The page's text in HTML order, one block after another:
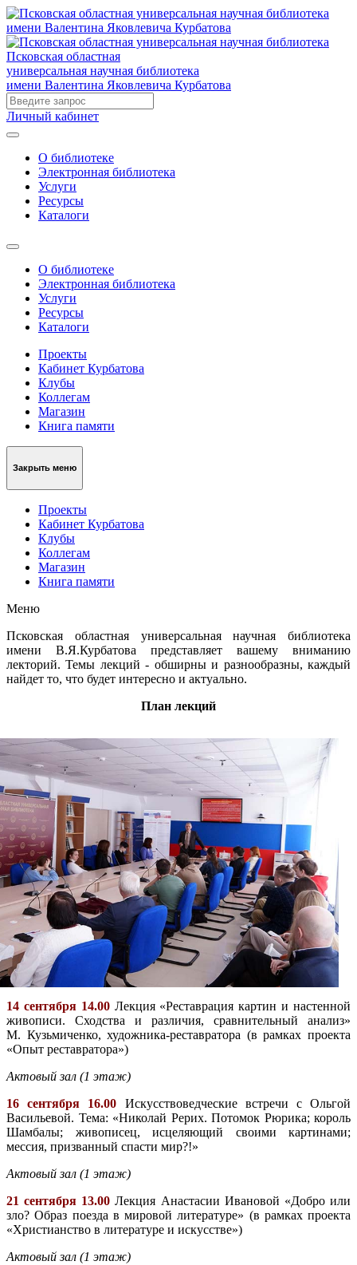
Псковская областная
универсальная научная библиотека
имени Валентина Яковлевича Курбатова
Личный кабинет
О библиотеке
Электронная библиотека
Услуги
Ресурсы
Каталоги
О библиотеке
Электронная библиотека
Услуги
Ресурсы
Каталоги
Проекты
Кабинет Курбатова
Клубы
Коллегам
Магазин
Книга памяти
Закрыть меню
Проекты
Кабинет Курбатова
Клубы
Коллегам
Магазин
Книга памяти
Меню
Псковская областная универсальная научная библиотека
имени В.Я.Курбатова представляет вашему вниманию
лекторий. Темы лекций - обширны и разнообразны, каждый
найдет то, что будет интересно и актуально.
План лекций
14 сентября 14.00 Лекция «Реставрация картин и настенной
живописи. Сходства и различия, сравнительный анализ»
М. Кузьмиченко, художника-реставратора (в рамках проекта
«Опыт реставратора»)
Актовый зал (1 этаж)
16 сентября 16.00
Искусствоведческие встречи с Ольгой
Васильевой. Тема: «Николай Рерих. Потомок Рюрика; король
Шамбалы; живописец, исцеляющий своими картинами;
мессия, призванный спасти мир?!»
Актовый зал (1 этаж)
21 сентября 13.00 Лекция Анастасии Ивановой «Добро или
зло? Образ поезда в мировой литературе» (в рамках проекта
«Христианство в литературе и искусстве»)
Актовый зал (1 этаж)